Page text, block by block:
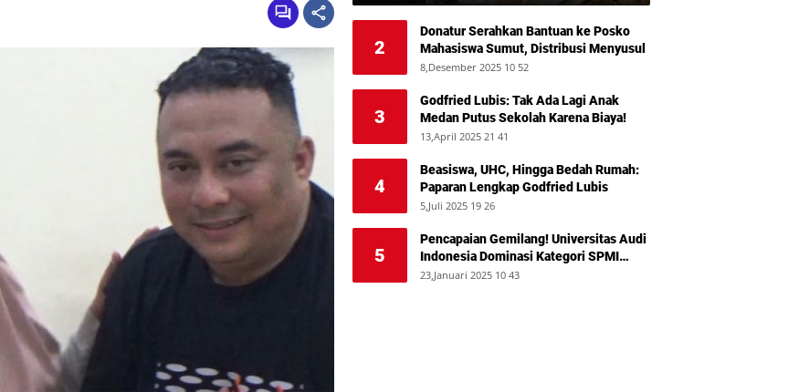
2
Donatur Serahkan Bantuan ke Posko
Mahasiswa Sumut, Distribusi Menyusul
8,Desember 2025 10 52
3
Godfried Lubis: Tak Ada Lagi Anak
Medan Putus Sekolah Karena Biaya!
13,April 2025 21 41
4
Beasiswa, UHC, Hingga Bedah Rumah:
Paparan Lengkap Godfried Lubis
5,Juli 2025 19 26
5
Pencapaian Gemilang! Universitas Audi
Indonesia Dominasi Kategori SPMI
Terbaik 2024
23,Januari 2025 10 43